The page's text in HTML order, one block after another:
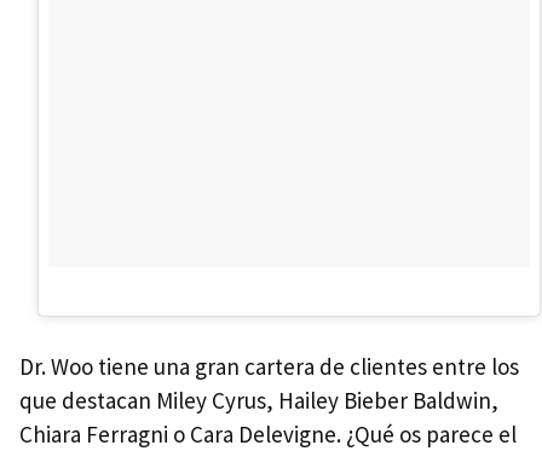
Dr. Woo tiene una gran cartera de clientes entre los
que destacan Miley Cyrus, Hailey Bieber Baldwin,
Chiara Ferragni o Cara Delevigne. ¿Qué os parece el